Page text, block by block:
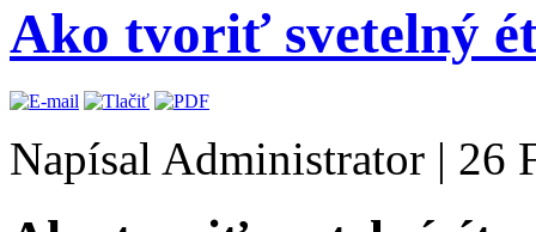
Ako tvoriť svetelný
Napísal Administrator | 26